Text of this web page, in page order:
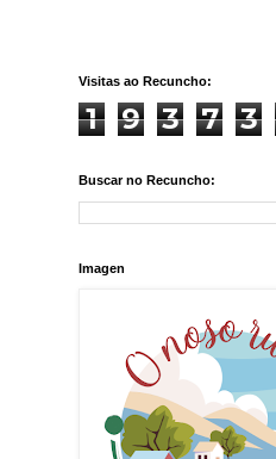
Visitas ao Recuncho:
1 9 3 7 3
Buscar no Recuncho:
Imagen